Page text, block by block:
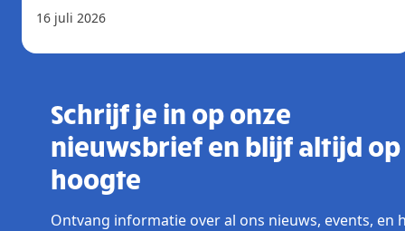
16 juli 2026
Schrijf je in op onze
nieuwsbrief en blijf altijd op
hoogte
Ontvang informatie over al ons nieuws, events, en